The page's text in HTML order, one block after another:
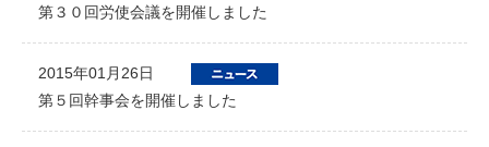
第３０回労使会議を開催しました
2015年01月26日
第５回幹事会を開催しました